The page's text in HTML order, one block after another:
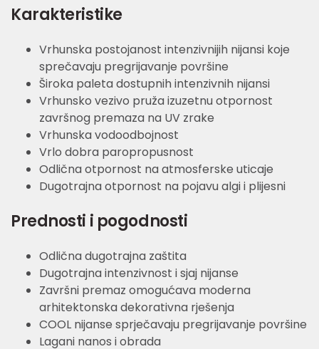
Karakteristike
Vrhunska postojanost intenzivnijih nijansi koje
sprečavaju pregrijavanje površine
Široka paleta dostupnih intenzivnih nijansi
Vrhunsko vezivo pruža izuzetnu otpornost
završnog premaza na UV zrake
Vrhunska vodoodbojnost
Vrlo dobra paropropusnost
Odlična otpornost na atmosferske uticaje
Dugotrajna otpornost na pojavu algi i plijesni
Prednosti i pogodnosti
Odlična dugotrajna zaštita
Dugotrajna intenzivnost i sjaj nijanse
Završni premaz omogućava moderna
arhitektonska dekorativna rješenja
COOL nijanse sprječavaju pregrijavanje površine
Lagani nanos i obrada